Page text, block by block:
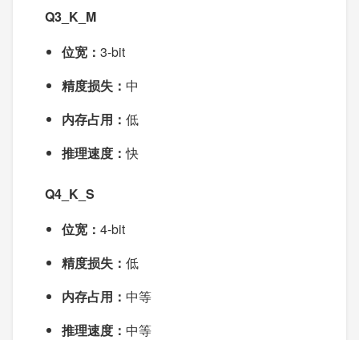
Q3_K_M
位宽： 3-bit
精度损失： 中
内存占用： 低
推理速度：快
Q4_K_S
位宽： 4-bit
精度损失： 低
内存占用： 中等
推理速度： 中等